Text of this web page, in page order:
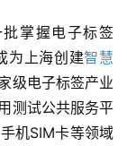
掌握电子标签
为上海创建智慧
级电子标签产业
测试公共服务平
机SIM卡等领域